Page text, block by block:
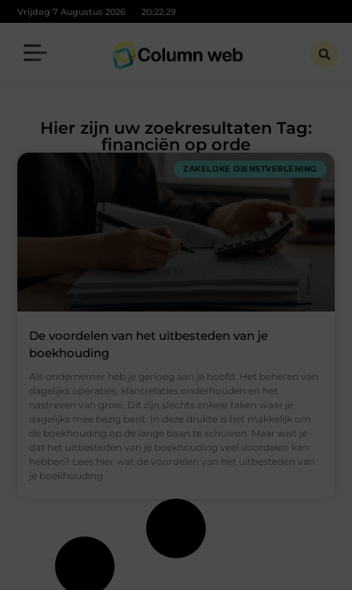
Vrijdag 7 Augustus 2026 20:22:29
Hier zijn uw zoekresultaten Tag:
financiën op orde
ZAKELIJKE DIENSTVERLENING
De voordelen van het uitbesteden van je
boekhouding
Als ondernemer heb je genoeg aan je hoofd. Het beheren van
dagelijks operaties, klantrelaties onderhouden en het
nastreven van groei. Dit zijn slechts enkele taken waar je
dagelijks mee bezig bent. In deze drukte is het makkelijk om
de boekhouding op de lange baan te schuiven. Maar wist je
dat het uitbesteden van je boekhouding veel voordelen kan
hebben? Lees hier wat de voordelen van het uitbesteden van
je boekhouding